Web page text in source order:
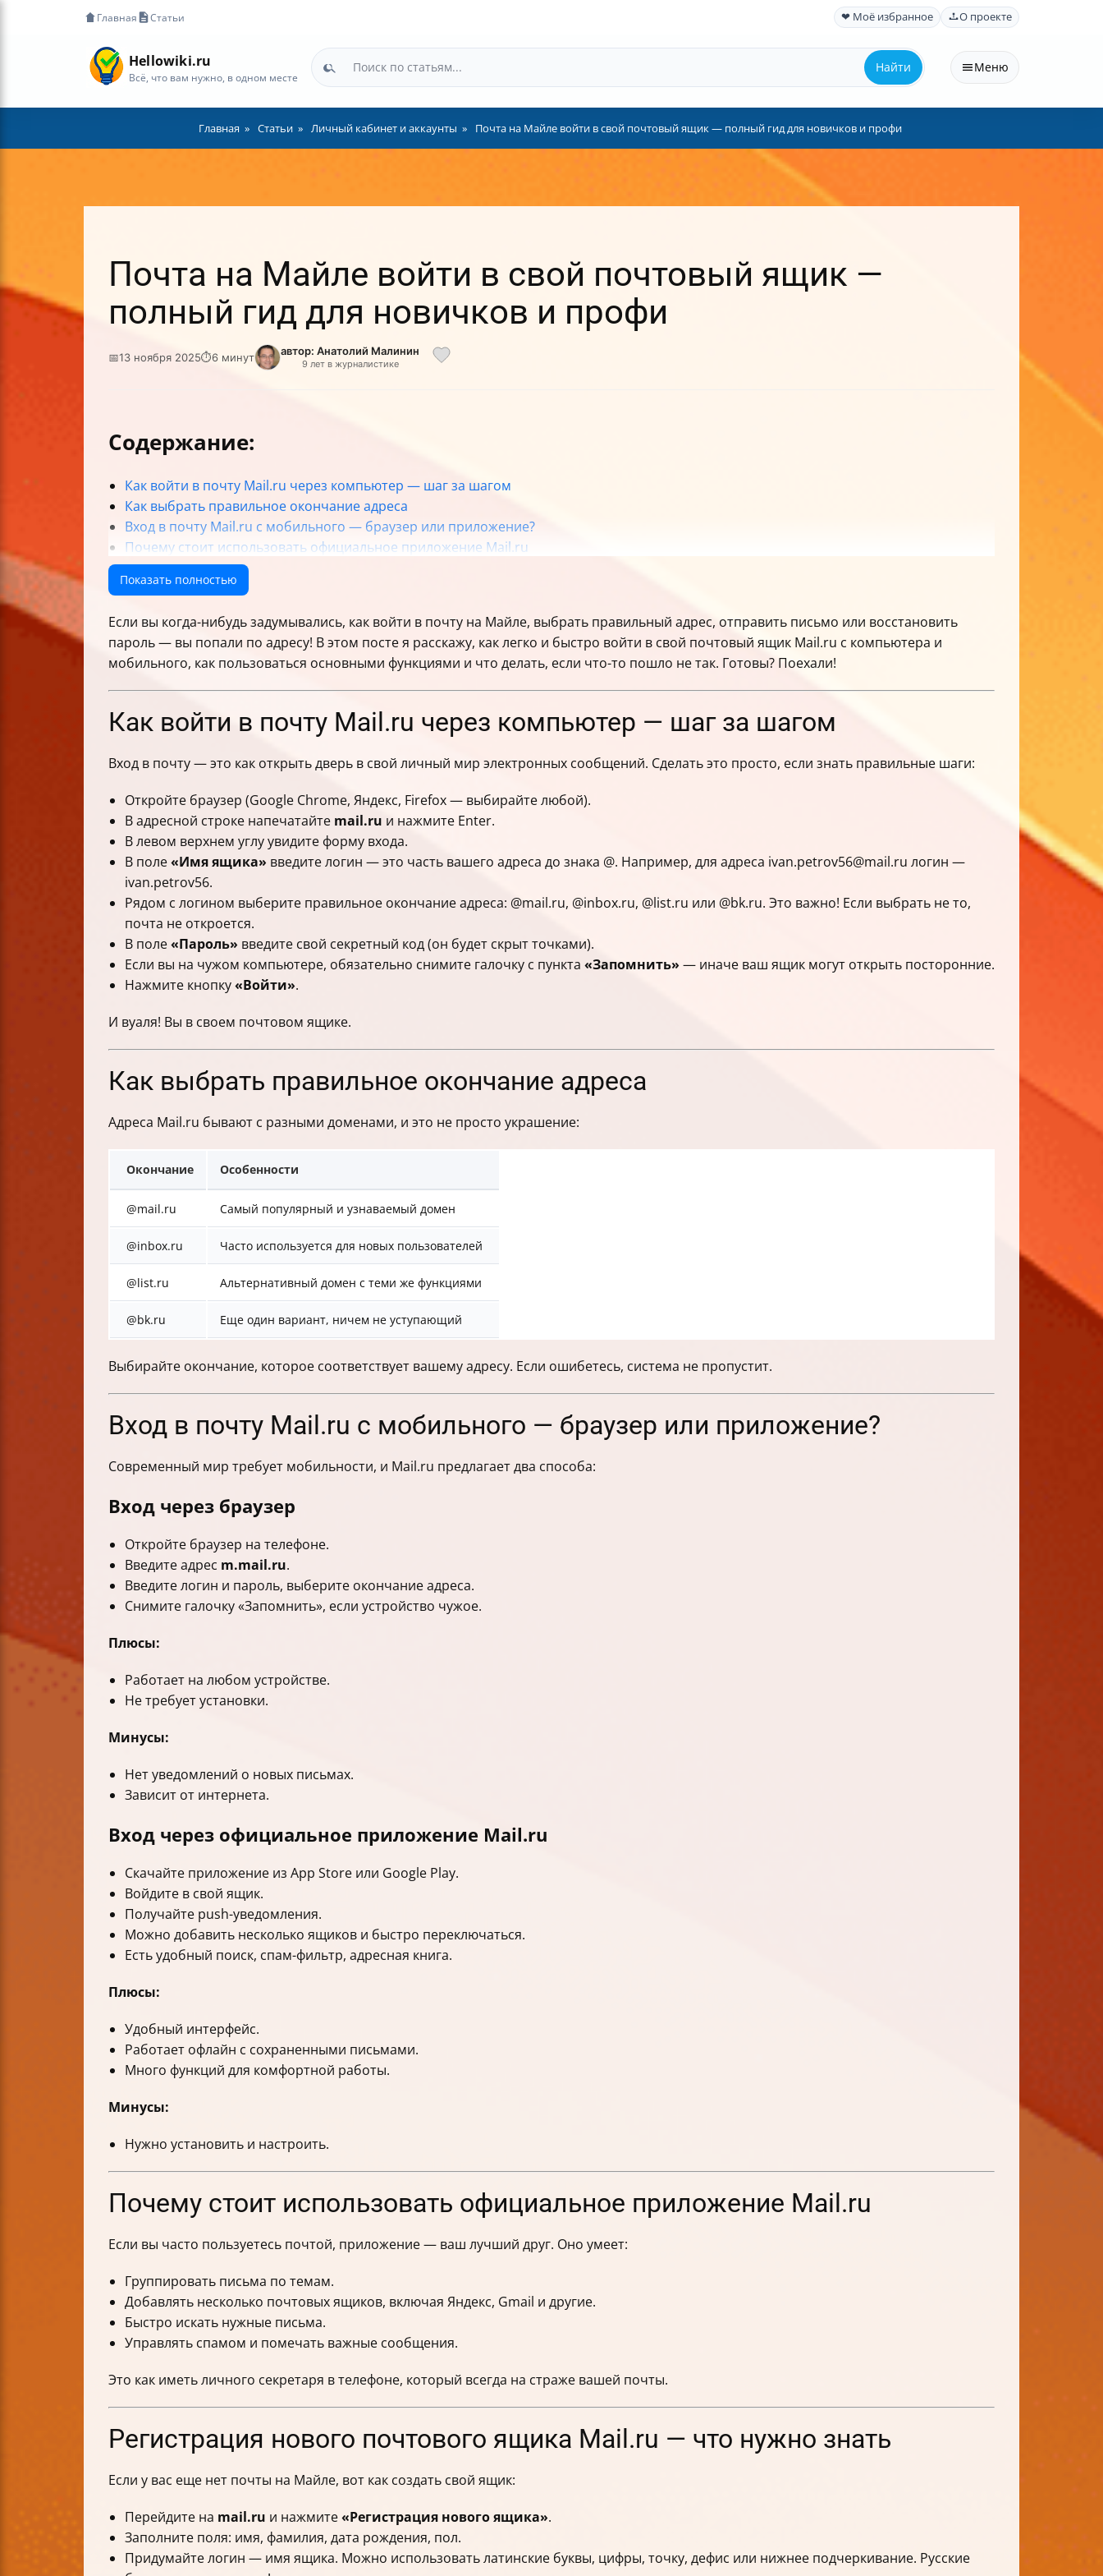
Главная Статьи ❤ Моё избранное О проекте
Hellowiki.ru
Всё, что вам нужно, в одном месте
Найти Меню
Главная Статьи Личный кабинет и аккаунты Почта на Майле войти в свой почтовый ящик — полный гид для новичков и профи
Почта на Майле войти в свой почтовый ящик —
полный гид для новичков и профи
📅13 ноября 2025⏱6 минут автор: Анатолий Малинин
9 лет в журналистике
Содержание:
Как войти в почту Mail.ru через компьютер — шаг за шагом
Как выбрать правильное окончание адреса
Вход в почту Mail.ru с мобильного — браузер или приложение?
Почему стоит использовать официальное приложение Mail.ru
Регистрация нового почтового ящика Mail.ru — что нужно знать
Основные папки в почте Mail.ru и что в них хранится
Как ответить на письмо и правила хорошего тона
Распространенные проблемы со входом и как их решить
Можно ли настраивать Mail.ru через сторонние почтовые клиенты?
Таблица сравнения способов входа в почту Mail.ru
Показать полностью
Если вы когда-нибудь задумывались, как войти в почту на Майле, выбрать правильный адрес, отправить письмо или восстановить
пароль — вы попали по адресу! В этом посте я расскажу, как легко и быстро войти в свой почтовый ящик Mail.ru с компьютера и
мобильного, как пользоваться основными функциями и что делать, если что-то пошло не так. Готовы? Поехали!
Как войти в почту Mail.ru через компьютер — шаг за шагом
Вход в почту — это как открыть дверь в свой личный мир электронных сообщений. Сделать это просто, если знать правильные шаги:
Откройте браузер (Google Chrome, Яндекс, Firefox — выбирайте любой).
В адресной строке напечатайте mail.ru и нажмите Enter.
В левом верхнем углу увидите форму входа.
В поле«Имя ящика» введите логин — это часть вашего адреса до знака @. Например, для адреса ivan.petrov56@mail.ru логин —
ivan.petrov56.
Рядом с логином выберите правильное окончание адреса: @mail.ru, @inbox.ru, @list.ru или @bk.ru. Это важно! Если выбрать не то,
почта не откроется.
В поле«Пароль» введите свой секретный код (он будет скрыт точками).
Если вы на чужом компьютере, обязательно снимите галочку с пункта «Запомнить» — иначе ваш ящик могут открыть посторонние.
Нажмите кнопку«Войти».
И вуаля! Вы в своем почтовом ящике.
Как выбрать правильное окончание адреса
Адреса Mail.ru бывают с разными доменами, и это не просто украшение:
Окончание Особенности
@mail.ru Самый популярный и узнаваемый домен
@inbox.ru Часто используется для новых пользователей
@list.ru Альтернативный домен с теми же функциями
@bk.ru Еще один вариант, ничем не уступающий
Выбирайте окончание, которое соответствует вашему адресу. Если ошибетесь, система не пропустит.
Вход в почту Mail.ru с мобильного — браузер или приложение?
Современный мир требует мобильности, и Mail.ru предлагает два способа:
Вход через браузер
Откройте браузер на телефоне.
Введите адрес m.mail.ru.
Введите логин и пароль, выберите окончание адреса.
Снимите галочку «Запомнить», если устройство чужое.
Плюсы:
Работает на любом устройстве.
Не требует установки.
Минусы:
Нет уведомлений о новых письмах.
Зависит от интернета.
Вход через официальное приложение Mail.ru
Скачайте приложение из App Store или Google Play.
Войдите в свой ящик.
Получайте push-уведомления.
Можно добавить несколько ящиков и быстро переключаться.
Есть удобный поиск, спам-фильтр, адресная книга.
Плюсы:
Удобный интерфейс.
Работает офлайн с сохраненными письмами.
Много функций для комфортной работы.
Минусы:
Нужно установить и настроить.
Почему стоит использовать официальное приложение Mail.ru
Если вы часто пользуетесь почтой, приложение — ваш лучший друг. Оно умеет:
Группировать письма по темам.
Добавлять несколько почтовых ящиков, включая Яндекс, Gmail и другие.
Быстро искать нужные письма.
Управлять спамом и помечать важные сообщения.
Это как иметь личного секретаря в телефоне, который всегда на страже вашей почты.
Регистрация нового почтового ящика Mail.ru — что нужно знать
Если у вас еще нет почты на Майле, вот как создать свой ящик:
Перейдите на mail.ru и нажмите«Регистрация нового ящика».
Заполните поля: имя, фамилия, дата рождения, пол.
Придумайте логин — имя ящика. Можно использовать латинские буквы, цифры, точку, дефис или нижнее подчеркивание. Русские